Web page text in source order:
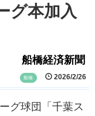
グ本加入
船橋経済新聞
船橋 2026/2/26
グ球団「千葉ス